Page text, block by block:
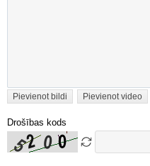
Pievienot bildi Pievienot video
Drošības kods